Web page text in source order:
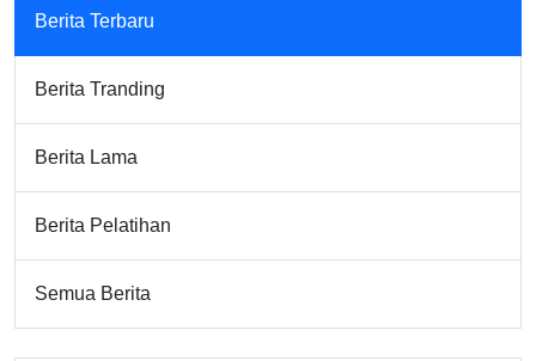
Berita Terbaru
Berita Tranding
Berita Lama
Berita Pelatihan
Semua Berita